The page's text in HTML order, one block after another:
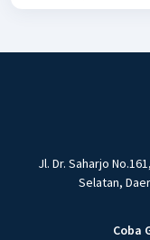
Jl. Dr. Saharjo
Selatan,
Coba